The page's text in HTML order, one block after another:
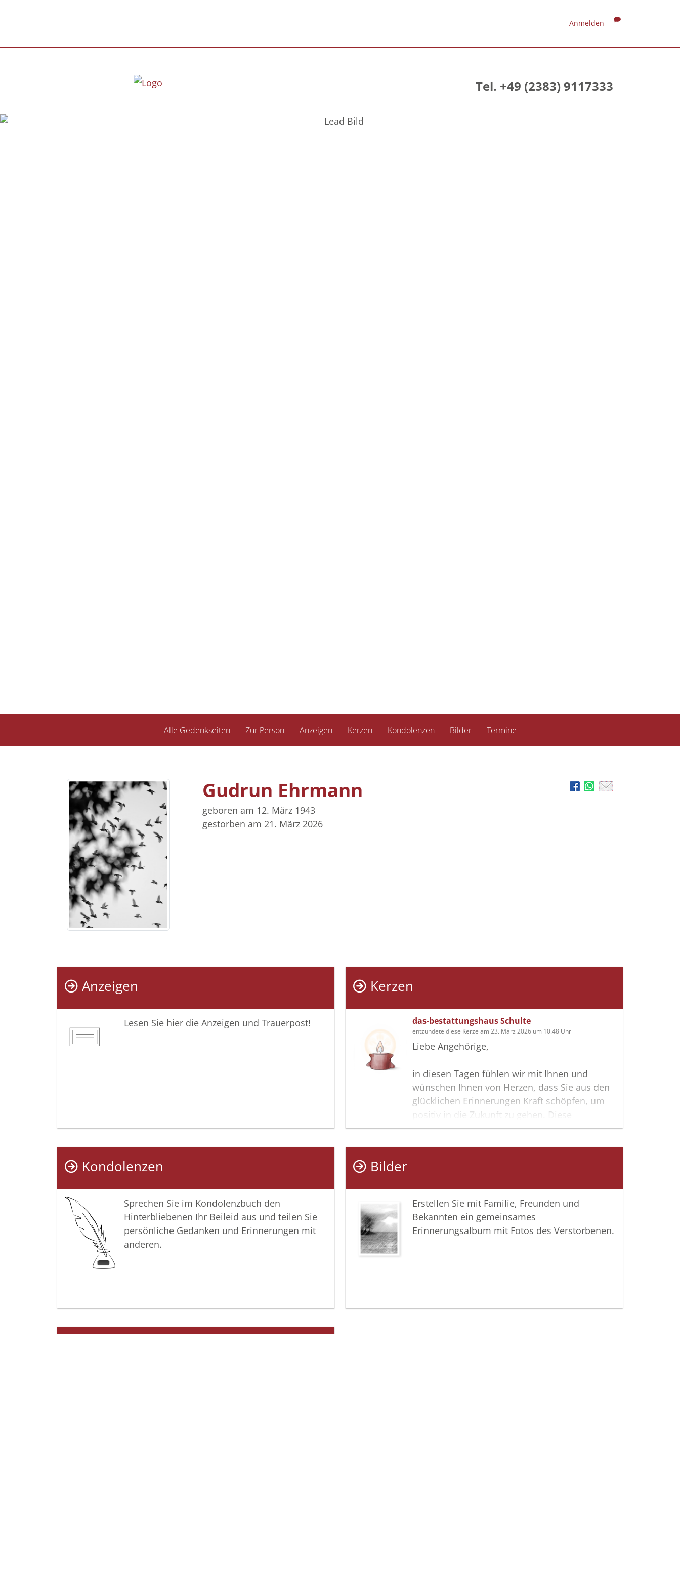
Anmelden
Tel. +49 (2383) 9117333
Alle Gedenkseiten Zur Person Anzeigen Kerzen Kondolenzen Bilder Termine
Gudrun Ehrmann
geboren am 12. März 1943
gestorben am 21. März 2026
Anzeigen
Lesen Sie hier die Anzeigen und Trauerpost!
Kerzen
das-bestattungshaus Schulte
entzündete diese Kerze am 23. März 2026 um 10.48 Uhr
Liebe Angehörige,
in diesen Tagen fühlen wir mit Ihnen und
wünschen Ihnen von Herzen, dass Sie aus den
glücklichen Erinnerungen Kraft schöpfen, um
positiv in die Zukunft zu gehen. Diese
Gedenkseite möge Ihnen dabei helfen, Ihre
Sebastian Bolz und alle Mitarbeitenden
Kondolenzen
Sprechen Sie im Kondolenzbuch den
Hinterbliebenen Ihr Beileid aus und teilen Sie
persönliche Gedanken und Erinnerungen mit
anderen.
Bilder
Erstellen Sie mit Familie, Freunden und
Bekannten ein gemeinsames
Erinnerungsalbum mit Fotos des Verstorbenen.